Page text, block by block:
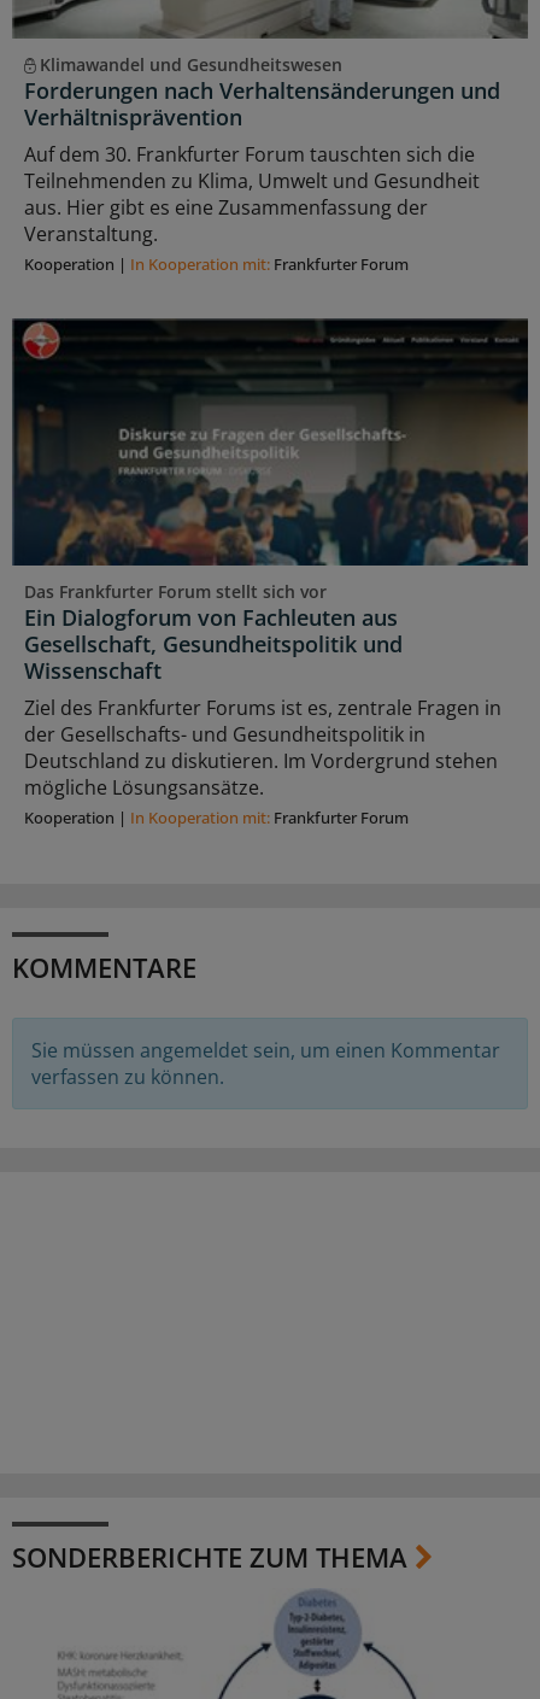
Klimawandel und Gesundheitswesen
Forderungen nach Verhaltensänderungen und
Verhältnisprävention
Auf dem 30. Frankfurter Forum tauschten sich die
Teilnehmenden zu Klima, Umwelt und Gesundheit
aus. Hier gibt es eine Zusammenfassung der
Veranstaltung.
Kooperation | In Kooperation mit: Frankfurter Forum
Das Frankfurter Forum stellt sich vor
Ein Dialogforum von Fachleuten aus
Gesellschaft, Gesundheitspolitik und
Wissenschaft
Ziel des Frankfurter Forums ist es, zentrale Fragen in
der Gesellschafts- und Gesundheitspolitik in
Deutschland zu diskutieren. Im Vordergrund stehen
mögliche Lösungsansätze.
Kooperation | In Kooperation mit: Frankfurter Forum
KOMMENTARE
Sie müssen angemeldet sein, um einen Kommentar
verfassen zu können.
SONDERBERICHTE ZUM THEMA